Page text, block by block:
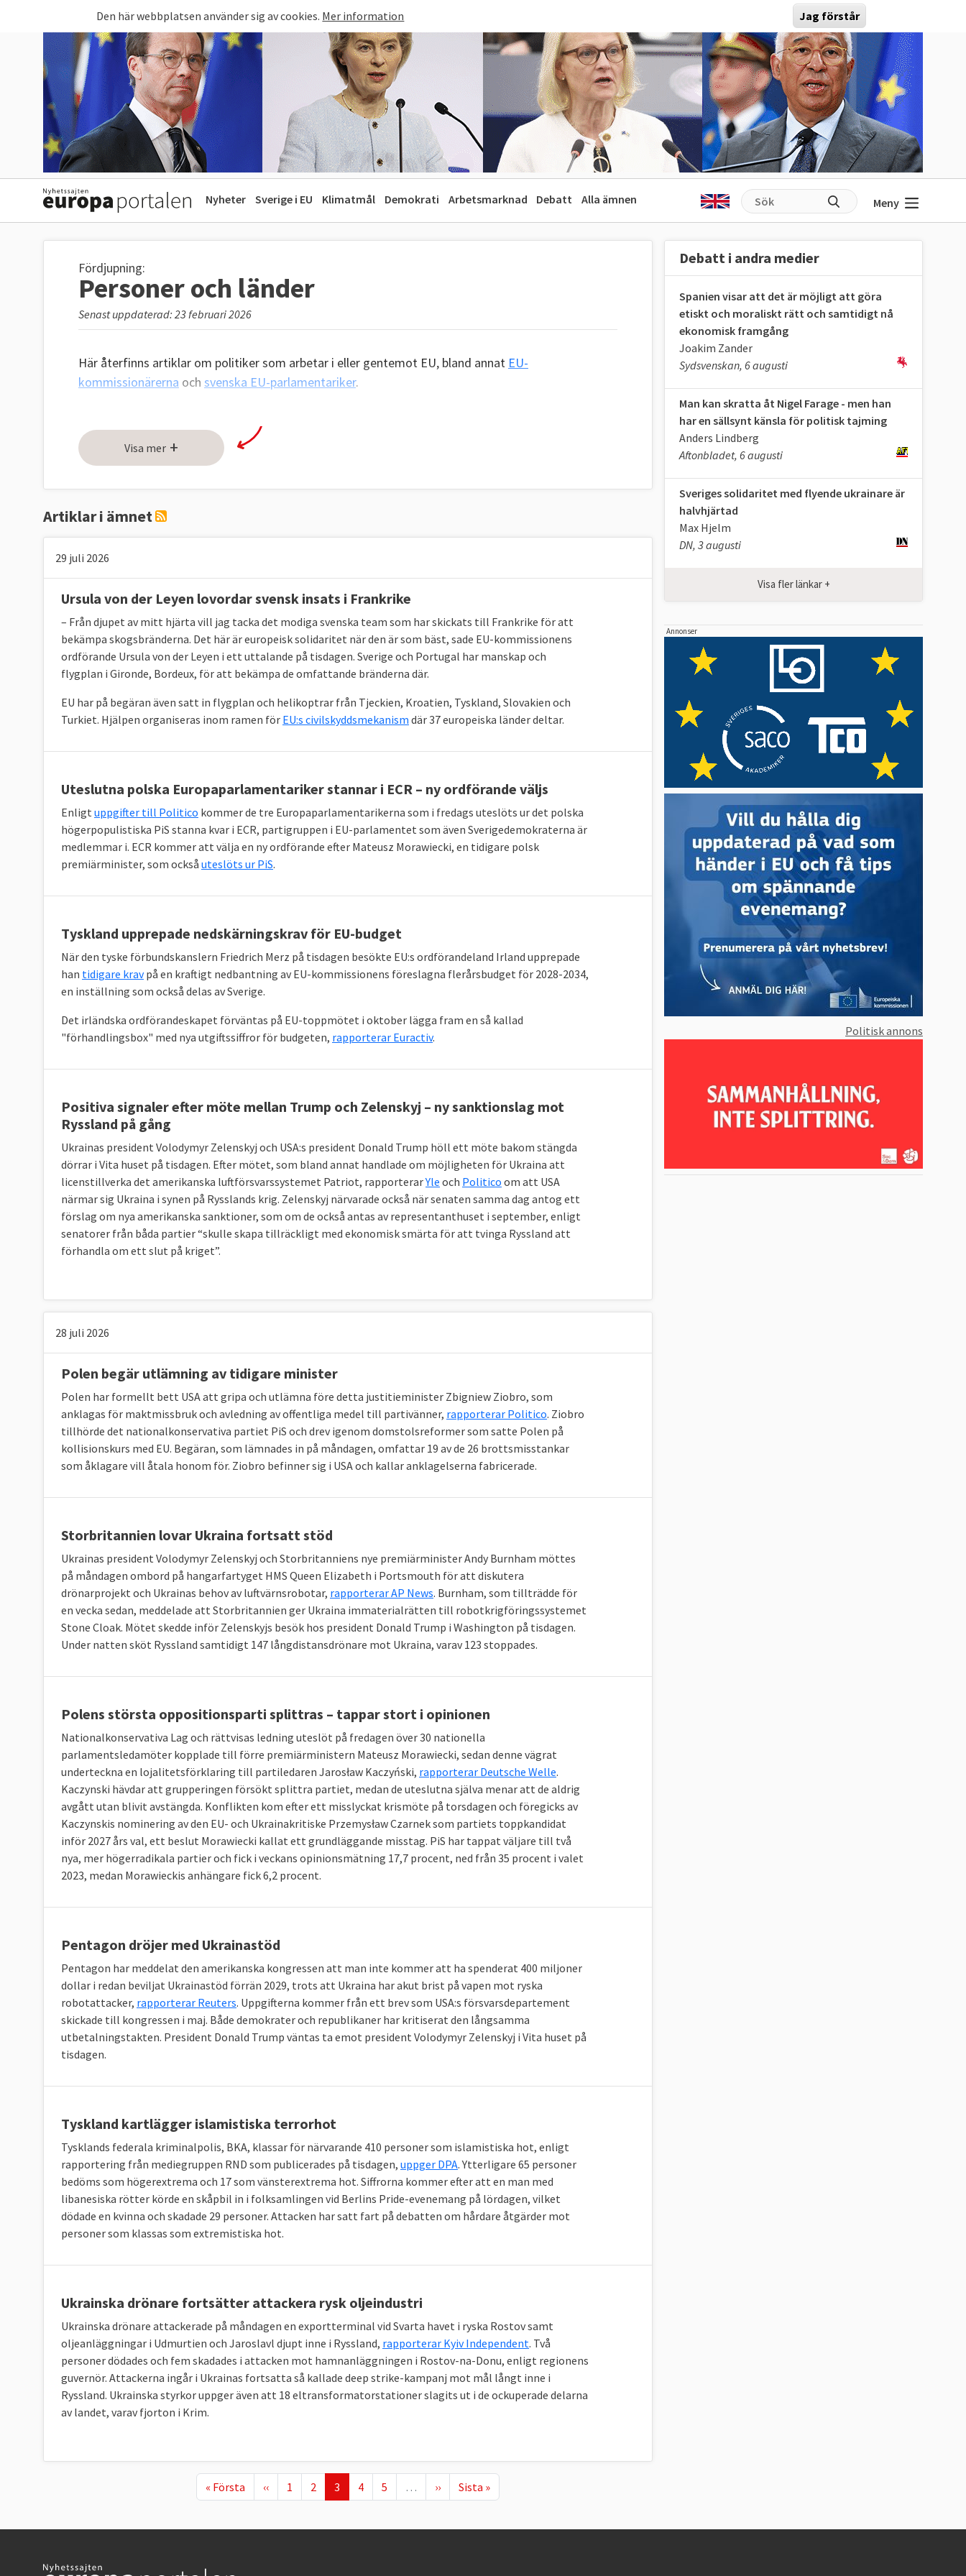
Den här webbplatsen använder sig av cookies. Mer information Jag förstår
Nyheter Sverige i EU Klimatmål Demokrati Arbetsmarknad Debatt Alla ämnen Meny
Fördjupning:
Personer och länder
Senast uppdaterad: 23 februari 2026
Här återfinns artiklar om politiker som arbetar i eller gentemot EU, bland annat EU-
kommissionärerna och svenska EU-parlamentariker.
Visa mer +
Artiklar i ämnet
29 juli 2026
Ursula von der Leyen lovordar svensk insats i Frankrike
– Från djupet av mitt hjärta vill jag tacka det modiga svenska team som har skickats till Frankrike för att
bekämpa skogsbränderna. Det här är europeisk solidaritet när den är som bäst, sade EU-kommissionens
ordförande Ursula von der Leyen i ett uttalande på tisdagen. Sverige och Portugal har manskap och
flygplan i Gironde, Bordeux, för att bekämpa de omfattande bränderna där.
EU har på begäran även satt in flygplan och helikoptrar från Tjeckien, Kroatien, Tyskland, Slovakien och
Turkiet. Hjälpen organiseras inom ramen för EU:s civilskyddsmekanism där 37 europeiska länder deltar.
Uteslutna polska Europaparlamentariker stannar i ECR – ny ordförande väljs
Enligt uppgifter till Politico kommer de tre Europaparlamentarikerna som i fredags uteslöts ur det polska
högerpopulistiska PiS stanna kvar i ECR, partigruppen i EU-parlamentet som även Sverigedemokraterna är
medlemmar i. ECR kommer att välja en ny ordförande efter Mateusz Morawiecki, en tidigare polsk
premiärminister, som också uteslöts ur PiS.
Tyskland upprepade nedskärningskrav för EU-budget
När den tyske förbundskanslern Friedrich Merz på tisdagen besökte EU:s ordförandeland Irland upprepade
han tidigare kravpå en kraftigt nedbantning av EU-kommissionens föreslagna flerårsbudget för 2028-2034,
en inställning som också delas av Sverige.
Det irländska ordförandeskapet förväntas på EU-toppmötet i oktober lägga fram en så kallad
"förhandlingsbox" med nya utgiftssiffror för budgeten, rapporterar Euractiv.
Positiva signaler efter möte mellan Trump och Zelenskyj – ny sanktionslag mot
Ryssland på gång
Ukrainas president Volodymyr Zelenskyj och USA:s president Donald Trump höll ett möte bakom stängda
dörrar i Vita huset på tisdagen. Efter mötet, som bland annat handlade om möjligheten för Ukraina att
licenstillverka det amerikanska luftförsvarssystemet Patriot, rapporterarYle och Politico om att USA
närmar sig Ukraina i synen på Rysslands krig. Zelenskyj närvarade också när senaten samma dag antog ett
förslag om nya amerikanska sanktioner, som om de också antas av representanthuset i september, enligt
senatorer från båda partier “skulle skapa tillräckligt med ekonomisk smärta för att tvinga Ryssland att
förhandla om ett slut på kriget”.
28 juli 2026
Polen begär utlämning av tidigare minister
Polen har formellt bett USA att gripa och utlämna före detta justitieminister Zbigniew Ziobro, som
anklagas för maktmissbruk och avledning av offentliga medel till partivänner, rapporterar Politico. Ziobro
tillhörde det nationalkonservativa partiet PiS och drev igenom domstolsreformer som satte Polen på
kollisionskurs med EU. Begäran, som lämnades in på måndagen, omfattar 19 av de 26 brottsmisstankar
som åklagare vill åtala honom för. Ziobro befinner sig i USA och kallar anklagelserna fabricerade.
Storbritannien lovar Ukraina fortsatt stöd
Ukrainas president Volodymyr Zelenskyj och Storbritanniens nye premiärminister Andy Burnham möttes
på måndagen ombord på hangarfartyget HMS Queen Elizabeth i Portsmouth för att diskutera
drönarprojekt och Ukrainas behov av luftvärnsrobotar, rapporterar AP News. Burnham, som tillträdde för
en vecka sedan, meddelade att Storbritannien ger Ukraina immaterialrätten till robotkrigföringssystemet
Stone Cloak. Mötet skedde inför Zelenskyjs besök hos president Donald Trump i Washington på tisdagen.
Under natten sköt Ryssland samtidigt 147 långdistansdrönare mot Ukraina, varav 123 stoppades.
Polens största oppositionsparti splittras – tappar stort i opinionen
Nationalkonservativa Lag och rättvisas ledning uteslöt på fredagen över 30 nationella
parlamentsledamöter kopplade till förre premiärministern Mateusz Morawiecki, sedan denne vägrat
underteckna en lojalitetsförklaring till partiledaren Jarosław Kaczyński, rapporterar Deutsche Welle.
Kaczynski hävdar att grupperingen försökt splittra partiet, medan de uteslutna själva menar att de aldrig
avgått utan blivit avstängda. Konflikten kom efter ett misslyckat krismöte på torsdagen och föregicks av
Kaczynskis nominering av den EU- och Ukrainakritiske Przemysław Czarnek som partiets toppkandidat
inför 2027 års val, ett beslut Morawiecki kallat ett grundläggande misstag. PiS har tappat väljare till två
nya, mer högerradikala partier och fick i veckans opinionsmätning 17,7 procent, ned från 35 procent i valet
2023, medan Morawieckis anhängare fick 6,2 procent.
Pentagon dröjer med Ukrainastöd
Pentagon har meddelat den amerikanska kongressen att man inte kommer att ha spenderat 400 miljoner
dollar i redan beviljat Ukrainastöd förrän 2029, trots att Ukraina har akut brist på vapen mot ryska
robotattacker, rapporterar Reuters. Uppgifterna kommer från ett brev som USA:s försvarsdepartement
skickade till kongressen i maj. Både demokrater och republikaner har kritiserat den långsamma
utbetalningstakten. President Donald Trump väntas ta emot president Volodymyr Zelenskyj i Vita huset på
tisdagen.
Tyskland kartlägger islamistiska terrorhot
Tysklands federala kriminalpolis, BKA, klassar för närvarande 410 personer som islamistiska hot, enligt
rapportering från mediegruppen RND som publicerades på tisdagen, uppger DPA. Ytterligare 65 personer
bedöms som högerextrema och 17 som vänsterextrema hot. Siffrorna kommer efter att en man med
libanesiska rötter körde en skåpbil in i folksamlingen vid Berlins Pride-evenemang på lördagen, vilket
dödade en kvinna och skadade 29 personer. Attacken har satt fart på debatten om hårdare åtgärder mot
personer som klassas som extremistiska hot.
Ukrainska drönare fortsätter attackera rysk oljeindustri
Ukrainska drönare attackerade på måndagen en exportterminal vid Svarta havet i ryska Rostov samt
oljeanläggningar i Udmurtien och Jaroslavl djupt inne i Ryssland, rapporterar Kyiv Independent. Två
personer dödades och fem skadades i attacken mot hamnanläggningen i Rostov-na-Donu, enligt regionens
guvernör. Attackerna ingår i Ukrainas fortsatta så kallade deep strike-kampanj mot mål långt inne i
Ryssland. Ukrainska styrkor uppger även att 18 eltransformatorstationer slagits ut i de ockuperade delarna
av landet, varav fjorton i Krim.
First page
« Första Föregående sida
‹‹ Page
1 Page
2 Nuvarande sida
3 Page
4 Page
5 … Nästa sida
›› Sista sidan
Sista »
Debatt i andra medier
Spanien visar att det är möjligt att göra
etiskt och moraliskt rätt och samtidigt nå
ekonomisk framgång
Joakim Zander
Sydsvenskan, 6 augusti
Man kan skratta åt Nigel Farage - men han
har en sällsynt känsla för politisk tajming
Anders Lindberg
Aftonbladet, 6 augusti
Sveriges solidaritet med flyende ukrainare är
halvhjärtad
Max Hjelm
DN, 3 augusti
Visa fler länkar +
Annonser
Politisk annons